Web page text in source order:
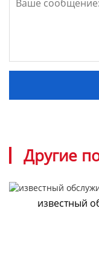
Другие
известный